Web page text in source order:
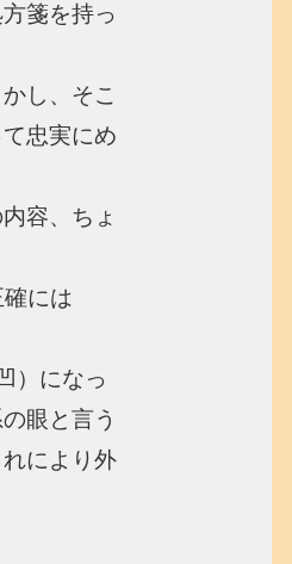
箋を持っ
し、そこ
忠実にめ
容、ちょ
には
）になっ
眼と言う
により外